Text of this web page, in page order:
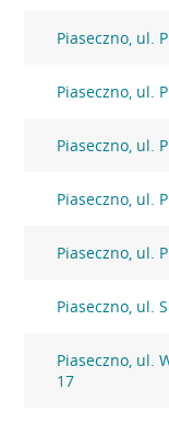
Piaseczno, ul.
Piaseczno, ul.
Piaseczno, ul.
Piaseczno, ul.
Piaseczno, ul.
Piaseczno, ul.
Piaseczno, ul.
17